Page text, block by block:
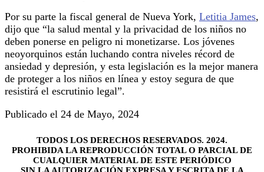
Por su parte la fiscal general de Nueva York, Letitia James,
dijo que “la salud mental y la privacidad de los niños no
deben ponerse en peligro ni monetizarse. Los jóvenes
neoyorquinos están luchando contra niveles récord de
ansiedad y depresión, y esta legislación es la mejor manera
de proteger a los niños en línea y estoy segura de que
resistirá el escrutinio legal”.
Publicado el 24 de Mayo, 2024
TODOS LOS DERECHOS RESERVADOS. 2024.
PROHIBIDA LA REPRODUCCIÓN TOTAL O PARCIAL DE
CUALQUIER MATERIAL DE ESTE PERIÓDICO
SIN LA AUTORIZACIÓN EXPRESA Y ESCRITA DE LA